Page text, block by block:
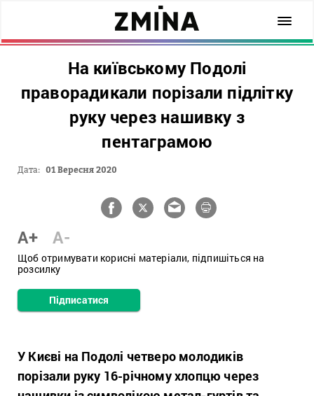
На київському Подолі
праворадикали порізали підлітку
руку через нашивку з
пентаграмою
Дата: 01 Вересня 2020
A+ A-
Щоб отримувати корисні матеріали, підпишіться на
розсилку
Підписатися
У Києві на Подолі четверо молодиків
порізали руку 16-річному хлопцю через